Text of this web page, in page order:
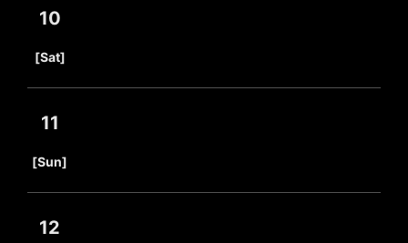
10
[Sat]
11
[Sun]
12